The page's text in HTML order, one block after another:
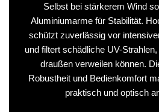
Selbst bei stärkerem Wind
Aluminiumarme für Stabilität.
schützt zuverlässig vor
und filtert schädliche UV-
draußen verweilen können.
Robustheit und Bedienkomfort
praktisch und optisch